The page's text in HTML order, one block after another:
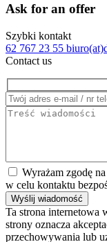
Ask for an offer
Szybki kontakt
62 767 23 55
Contact us
Wyrażam zgodę
w celu kontaktu
Ta strona internetowa
strony oznacza
przechowywania lub